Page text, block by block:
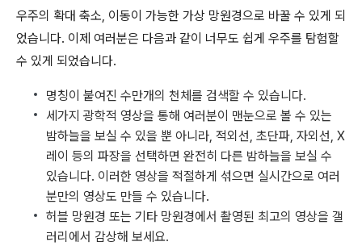
우주의 확대 축소, 이동이 가능한 가상 망원경으로 바꿀 수 있게 되
었습니다. 이제 여러분은 다음과 같이 너무도 쉽게 우주를 탐험할
수 있게 되었습니다.
명칭이 붙여진 수만개의 천체를 검색할 수 있습니다.
세가지 광학적 영상을 통해 여러분이 맨눈으로 볼 수 있는
밤하늘을 보실 수 있을 뿐 아니라, 적외선, 초단파, 자외선, X
레이 등의 파장을 선택하면 완전히 다른 밤하늘을 보실 수
있습니다. 이러한 영상을 적절하게 섞으면 실시간으로 여러
분만의 영상도 만들 수 있습니다.
허블 망원경 또는 기타 망원경에서 촬영된 최고의 영상을 갤
러리에서 감상해 보세요.